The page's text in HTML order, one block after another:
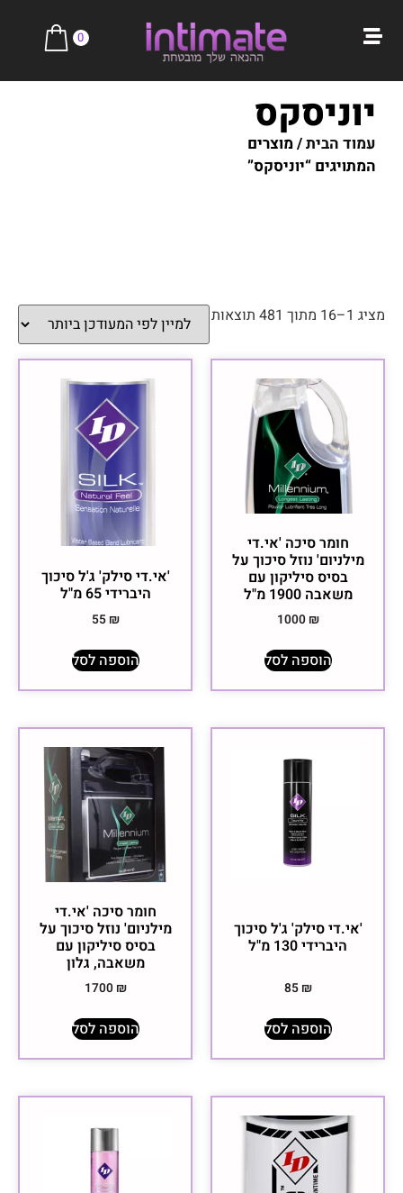
0
יוניסקס
עמוד הבית/ מוצרים
המתויגים “יוניסקס”
מציג 1–16 מתוך 481 תוצאות
חומר סיכה 'אי.די
מילניום' נוזל סיכוך על
בסיס סיליקון עם
משאבה 1900 מ"ל
1000 ₪
הוספה לסל
'אי.די סילק' ג'ל סיכוך
היברידי ‏65 מ"ל
55 ₪
הוספה לסל
'אי.די סילק' ג'ל סיכוך
היברידי ‏130 מ"ל
85 ₪
הוספה לסל
חומר סיכה 'אי.די
מילניום' נוזל סיכוך על
בסיס סיליקון עם
משאבה, גלון
1700 ₪
הוספה לסל